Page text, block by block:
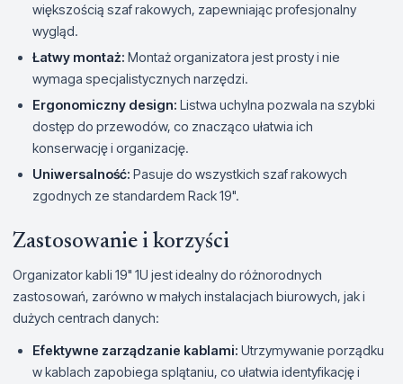
większością szaf rakowych, zapewniając profesjonalny
wygląd.
Łatwy montaż: Montaż organizatora jest prosty i nie
wymaga specjalistycznych narzędzi.
Ergonomiczny design: Listwa uchylna pozwala na szybki
dostęp do przewodów, co znacząco ułatwia ich
konserwację i organizację.
Uniwersalność: Pasuje do wszystkich szaf rakowych
zgodnych ze standardem Rack 19".
Zastosowanie i korzyści
Organizator kabli 19" 1U jest idealny do różnorodnych
zastosowań, zarówno w małych instalacjach biurowych, jak i
dużych centrach danych:
Efektywne zarządzanie kablami: Utrzymywanie porządku
w kablach zapobiega splątaniu, co ułatwia identyfikację i